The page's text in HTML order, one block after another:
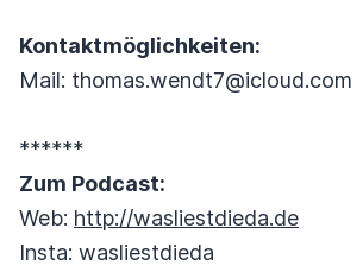
Kontaktmöglichkeiten:
Mail: thomas.wendt7@icloud.com
******
Zum Podcast:
Web: http://wasliestdieda.de
Insta: wasliestdieda